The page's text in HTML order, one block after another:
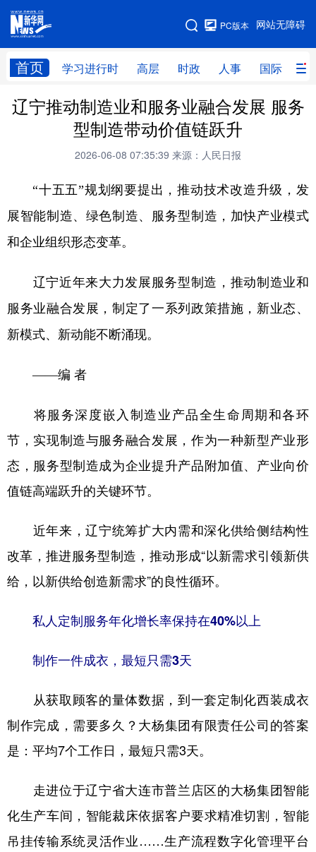
网站无障碍
PC版本
首页 学习进行时 高层 时政 人事 国际 财
网站地图
学习进行时 高层 时政 人事
财经 网评
科技 科创 量子 体育
文化 书画 健康
法律 中央文件 金融 汽车
食品 人居 信息化 数字经济
学术中国 乡村振兴
公益 一带一路 亚太网 上市公司
文化产业
辽宁 吉林 上海
广东 广西 海南
四川 贵州 云南 西藏
陕西 甘肃 青海 宁夏
新疆 内蒙古 黑龙江
多语种频道
English Español Français عربى
辽宁推动制造业和服务业融合发展 服务
型制造带动价值链跃升
2026-06-08 07:35:39 来源：人民日报
“十五五”规划纲要提出，推动技术改造升级，发
展智能制造、绿色制造、服务型制造，加快产业模式
和企业组织形态变革。
辽宁近年来大力发展服务型制造，推动制造业和
服务业融合发展，制定了一系列政策措施，新业态、
新模式、新动能不断涌现。
——编 者
将服务深度嵌入制造业产品全生命周期和各环
节，实现制造与服务融合发展，作为一种新型产业形
态，服务型制造成为企业提升产品附加值、产业向价
值链高端跃升的关键环节。
近年来，辽宁统筹扩大内需和深化供给侧结构性
改革，推进服务型制造，推动形成“以新需求引领新供
给，以新供给创造新需求”的良性循环。
私人定制服务年化增长率保持在40%以上
制作一件成衣，最短只需3天
从获取顾客的量体数据，到一套定制化西装成衣
制作完成，需要多久？大杨集团有限责任公司的答案
是：平均7个工作日，最短只需3天。
走进位于辽宁省大连市普兰店区的大杨集团智能
化生产车间，智能裁床依据客户要求精准切割，智能
吊挂传输系统灵活作业……生产流程数字化管理平台